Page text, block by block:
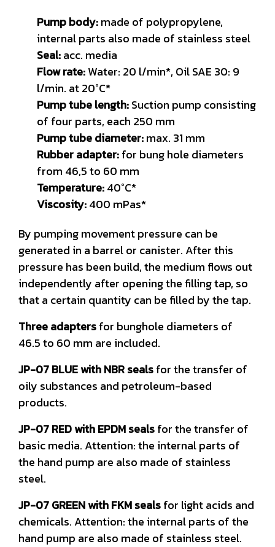
Pump body:made of polypropylene,
internal parts also made of stainless steel
Seal:acc. media
Flow rate:Water: 20 l/min*, Oil SAE 30: 9
l/min. at 20°C*
Pump tube length:Suction pump consisting
of four parts, each 250 mm
Pump tube diameter:max. 31 mm
Rubber adapter:for bung hole diameters
from 46,5 to 60 mm
Temperature:40°C*
Viscosity:400 mPas*
By pumping movement pressure can be
generated in a barrel or canister. After this
pressure has been build, the medium flows out
independently after opening the filling tap, so
that a certain quantity can be filled by the tap.
Three adaptersfor bunghole diameters of
46.5 to 60 mm are included.
JP-07 BLUE with NBR sealsfor the transfer of
oily substances and petroleum-based
products.
JP-07 RED with EPDM sealsfor the transfer of
basic media. Attention: the internal parts of
the hand pump are also made of stainless
steel.
JP-07 GREEN with FKM sealsfor light acids and
chemicals. Attention: the internal parts of the
hand pump are also made of stainless steel.